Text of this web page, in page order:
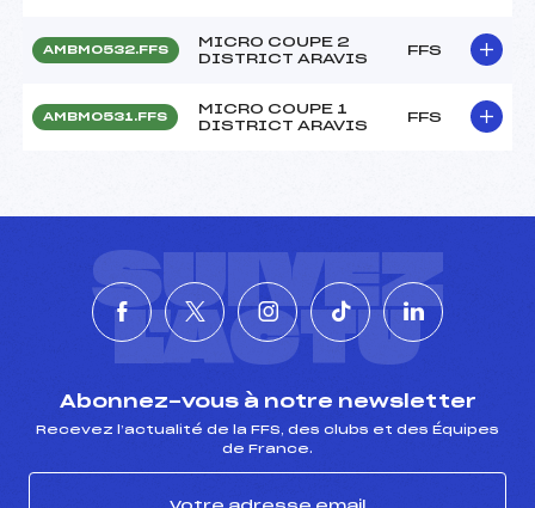
AMBM0532.FFS
MICRO COUPE 2
DISTRICT ARAVIS
FFS
AMBM0531.FFS
MICRO COUPE 1
DISTRICT ARAVIS
FFS
SUIVEZ
L'ACTU
Abonnez-vous à notre newsletter
Recevez l’actualité de la FFS, des clubs et des Équipes
de France.